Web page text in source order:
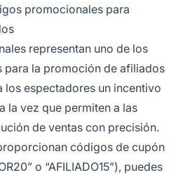
promocionales para
representan uno de los
para la promoción de afiliados
los espectadores un incentivo
la vez que permiten a las
de ventas con precisión.
códigos de cupón
o “AFILIADO15”), puedes